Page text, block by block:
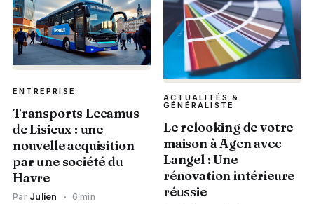
ENTREPRISE
Transports Lecamus
de Lisieux : une
nouvelle acquisition
par une société du
Havre
Par Julien 6 min
ACTUALITÉS &
GÉNÉRALISTE
Le relooking de votre
maison à Agen avec
Langel : Une
rénovation intérieure
réussie